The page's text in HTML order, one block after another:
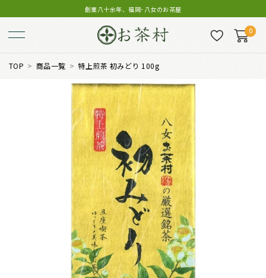
創業八十余年、福岡･八女のお茶屋
0
TOP 商品一覧 特上煎茶 初みどり 100g